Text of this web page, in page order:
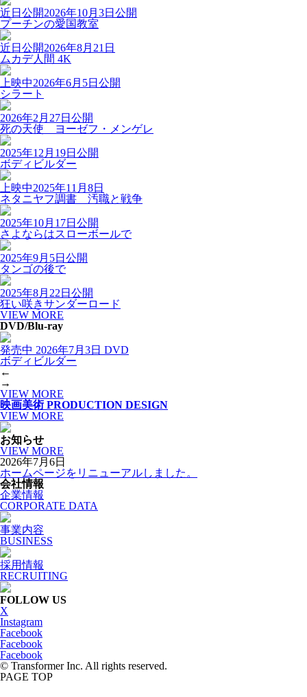
近日公開2026年10月3日公開
プーチンの愛国教室
近日公開2026年8月21日
ムカデ人間 4K
上映中2026年6月5日公開
シラート
2026年2月27日公開
死の天使 ヨーゼフ・メンゲレ
2025年12月19日公開
ボディビルダー
上映中2025年11月8日
ネタニヤフ調書 汚職と戦争
2025年10月17日公開
さよならはスローボールで
2025年9月5日公開
タンゴの後で
2025年8月22日公開
狂い咲きサンダーロード
VIEW MORE
DVD/Blu-ray
発売中 2026年7月3日 DVD
ボディビルダー
←
→
VIEW MORE
映画美術 PRODUCTION DESIGN
VIEW MORE
お知らせ
VIEW MORE
2026年7月6日
ホームページをリニューアルしました。
会社情報
企業情報
CORPORATE DATA
事業内容
BUSINESS
採用情報
RECRUITING
FOLLOW US
X
Instagram
Facebook
Facebook
Facebook
© Transformer Inc. All rights reserved.
PAGE TOP